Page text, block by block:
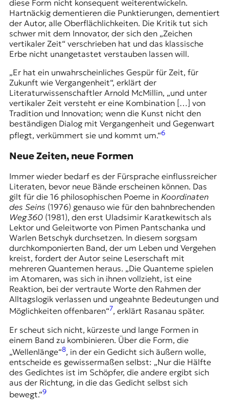
diese Form nicht konsequent weiterentwickeln.
Hartnäckig dementieren die Punktierungen, dementiert
der Autor, alle Oberflächlichkeiten. Die Kritik tut sich
schwer mit dem Innovator, der sich den „Zeichen
vertikaler Zeit“ verschrieben hat und das klassische
Erbe nicht unangetastet verstauben lassen will.
„Er hat ein unwahrscheinliches Gespür für Zeit, für
Zukunft wie Vergangenheit“, erklärt der
Literaturwissenschaftler Arnold McMillin, „und unter
vertikaler Zeit versteht er eine Kombination […] von
Tradition und Innovation; wenn die Kunst nicht den
beständigen Dialog mit Vergangenheit und Gegenwart
pflegt, verkümmert sie und kommt um.“6
Neue Zeiten, neue Formen
Immer wieder bedarf es der Fürsprache einflussreicher
Literaten, bevor neue Bände erscheinen können. Das
gilt für die 16 philosophischen Poeme in Koordinaten
des Seins (1976) genauso wie für den bahnbrechenden
Weg 360(1981), den erst Uladsimir Karatkewitschals
Lektor und Geleitworte von Pimen Pantschanka und
Warlen Betschykdurchsetzen. In diesem sorgsam
durchkomponierten Band, der um Leben und Vergehen
kreist, fordert der Autor seine Leserschaft mit
mehreren Quantemen heraus. „Die Quanteme spielen
im Atomaren, was sich in ihnen vollzieht, ist eine
Reaktion, bei der vertraute Worte den Rahmen der
Alltagslogik verlassen und ungeahnte Bedeutungen und
Möglichkeiten offenbaren“7, erklärt Rasanau später.
Er scheut sich nicht, kürzeste und lange Formen in
einem Band zu kombinieren. Über die Form, die
„Wellenlänge“8, in der ein Gedicht sich äußern wolle,
entscheide es gewissermaßen selbst: „Nur die Hälfte
des Gedichtes ist im Schöpfer, die andere ergibt sich
aus der Richtung, in die das Gedicht selbst sich
bewegt.“9